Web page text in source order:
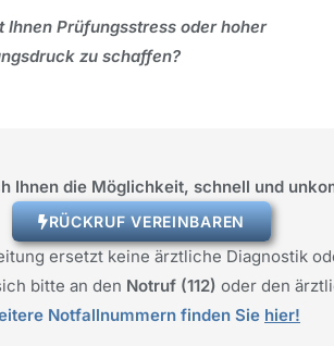
Ihnen Prüfungsstress oder hoher
zu schaffen?
Ihnen die Möglichkeit, schnell und
RÜCKRUF VEREINBAREN
ersetzt keine ärztliche Diagnostik
bitte an den Notruf (112) oder den
Notfallnummern finden Sie hier!